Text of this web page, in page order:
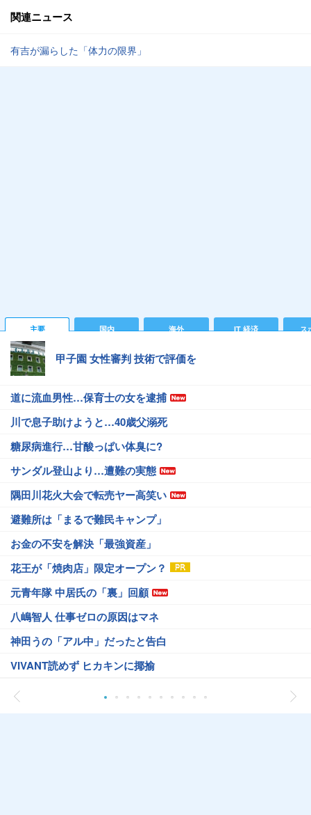
関連ニュース
有吉が漏らした「体力の限界」
主要 国内 海外 IT 経済 ス
甲子園 女性審判 技術で評価を
道に流血男性…保育士の女を逮捕
川で息子助けようと…40歳父溺死
糖尿病進行…甘酸っぱい体臭に?
サンダル登山より…遭難の実態
隅田川花火大会で転売ヤー高笑い
避難所は「まるで難民キャンプ」
お金の不安を解決「最強資産」
花王が「焼肉店」限定オープン？
元青年隊 中居氏の「裏」回顧
八嶋智人 仕事ゼロの原因はマネ
神田うの「アル中」だったと告白
VIVANT読めず ヒカキンに揶揄